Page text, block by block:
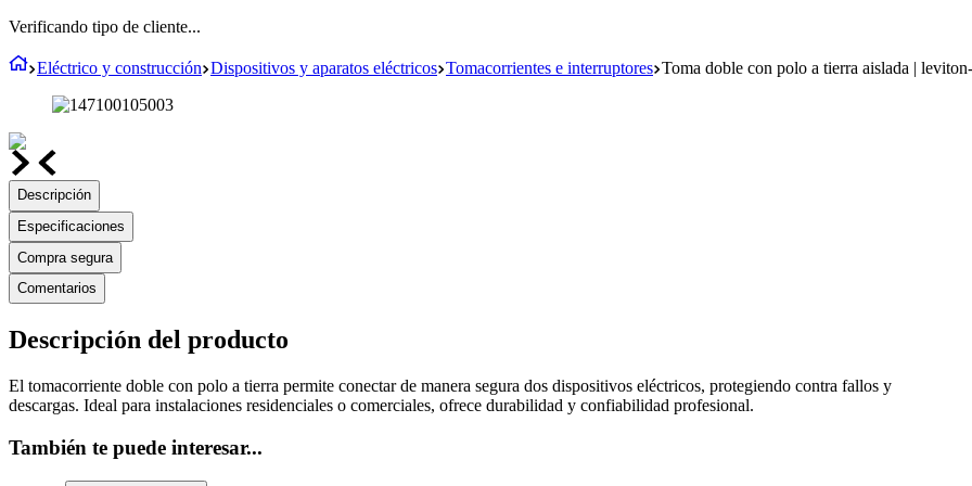
Verificando tipo de cliente...
Eléctrico y construcción Dispositivos y aparatos eléctricos Tomacorrientes e interruptores Toma doble con polo a tierra aislada |
Descripción
Especificaciones
Compra segura
Comentarios
Descripción del producto
El tomacorriente doble con polo a tierra permite conectar de manera segura dos dispositivos eléctricos, protegiendo contra fallos y
descargas. Ideal para instalaciones residenciales o comerciales, ofrece durabilidad y confiabilidad profesional.
También te puede interesar...